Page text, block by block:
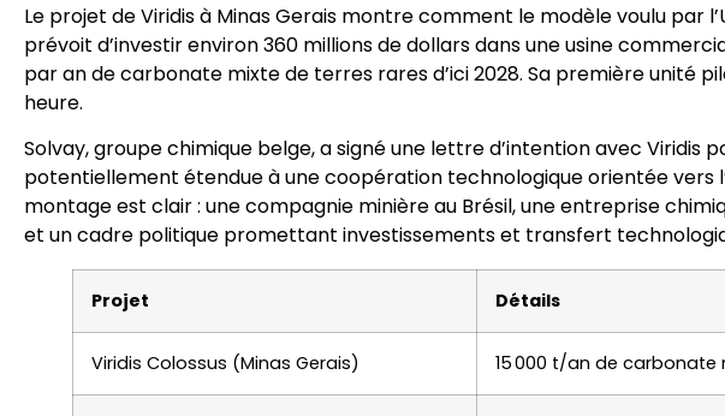
Le projet de Viridis à Minas Gerais montre comment le modèle voulu par
prévoit d’investir environ 360 millions de dollars dans une usine
par an de carbonate mixte de terres rares d’ici 2028. Sa première unité
heure.
Solvay, groupe chimique belge, a signé une lettre d’intention avec Viridis
potentiellement étendue à une coopération technologique orientée vers
montage est clair : une compagnie minière au Brésil, une entreprise
et un cadre politique promettant investissements et transfert
Projet Détails
Viridis Colossus (Minas Gerais) 15 000 t/an de carbonate